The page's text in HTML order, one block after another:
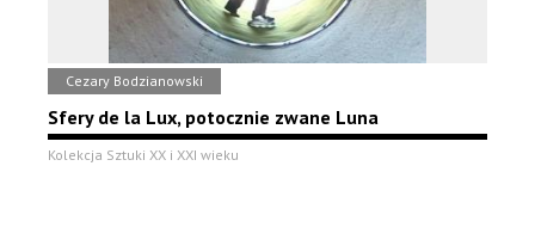
Cezary Bodzianowski
Sfery de la Lux, potocznie zwane Luna
Kolekcja Sztuki XX i XXI wieku